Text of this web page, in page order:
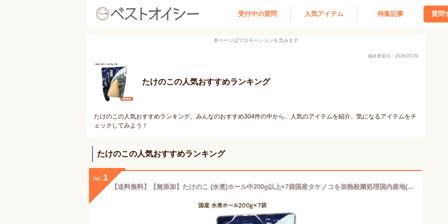
受付中の質問 人気アイテム 特集記事 質問
本ページはプロモーションを含みます
最終更新日：2026/07/29
たけのこの人気おすすめランキング
たけのこの人気おすすめランキング。みんなのおすすめ304件の中から、人気のアイテムを紹介。気になるアイテムをチ
ェックしてみよう！
たけのこの人気おすすめランキング
no. 1
【送料無料】【無添加】たけのこ (水煮)ホール中200g以上×7袋国産タケノコを加熱殺菌処理国内産地(主に九州北部)常温発送品加熱殺菌済み筍で簡単調理※写真は小です。［中箱：2］